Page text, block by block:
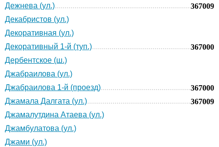
Дежнева (ул.)
367009
Декабристов (ул.)
Декоративная (ул.)
Декоративный 1-й (туп.)
367000
Дербентское (ш.)
Джабраилова (ул.)
Джабраилова 1-й (проезд)
367000
Джамала Далгата (ул.)
367009
Джамалутдина Атаева (ул.)
Джамбулатова (ул.)
Джами (ул.)